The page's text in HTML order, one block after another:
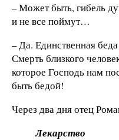
– Может быть, гибель
и не все поймут…
– Да. Единственная
Смерть близкого
которое Господь нам
быть бедой!
Через два дня отец
Лекарство